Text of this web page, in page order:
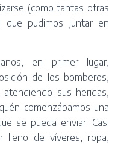
(como tantas otras
que pudimos juntar en
en primer lugar,
de los bomberos,
atendiendo sus heridas,
comenzábamos una
se pueda enviar. Casi
lleno de víveres, ropa,